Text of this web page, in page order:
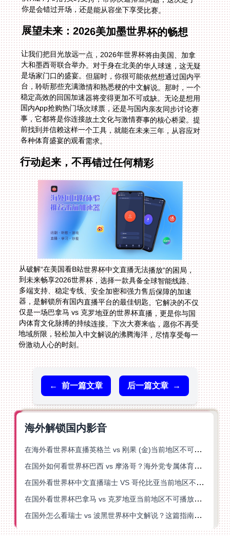
你是会错过开场，还是能从容坐下享受比赛。
展望未来：2026美加墨世界杯的畅想
让我们把目光放远一点，2026年世界杯将由美国、加拿
大和墨西哥联合举办。对于身在北美的华人球迷，这无疑
是场家门口的盛宴。但届时，你很可能依然想通过国内平
台，聆听那些充满激情和熟悉梗的中文解说。那时，一个
稳定高效的回国加速器将变得更加不可或缺。无论是想用
国内App抢购热门场次球票，还是与国内亲友同步讨论赛
事，它都将是你连接故土文化与激情赛事的核心桥梁。提
前找到并信赖这样一个工具，就能在未来三年，从容应对
各种体育盛宴的观看需求。
行动起来，不再错过任何精彩
从破解“在美国看B站世界杯中文直播无法播放”的困局，
到未来畅享2026世界杯，选择一款具备全球智能线路、
多端支持、稳定专线、安全加密和强力售后保障的加速
器，是解锁所有国内直播平台的最佳钥匙。它解决的不仅
仅是一场巴拿马 vs 克罗地亚的世界杯直播，更是你与国
内体育文化脉搏的持续连接。下次大赛来临，愿你不再受
地域所限，轻松加入中文解说的沸腾海洋，尽情享受每一
份激动人心的时刻。
← 前一篇文章 后一篇文章 →
海外解锁国内影音
在海外看世界杯直播英格兰 vs 刚果 (金)当前地区不可播放？这篇指南帮你突破所有限制
在国外如何看世界杯巴西 vs 摩洛哥？海外党专属体育观赛指南来了
在国外看世界杯中文直播瑞士 VS 哥伦比亚当前地区不可播放？这篇指南帮你搞定
在国外看世界杯巴拿马 vs 克罗地亚当前地区不可播放？这篇指南帮你轻松解决海外体育直播难题
在国外怎么看瑞士 vs 波黑世界杯中文解说？这篇指南帮你搞定所有地区限制问题